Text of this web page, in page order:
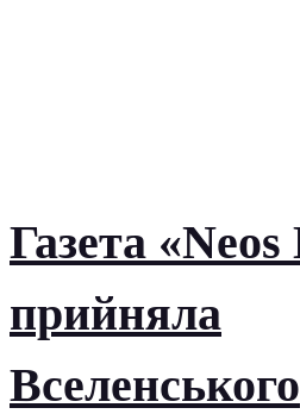
Газета
прийняла
Вселенського